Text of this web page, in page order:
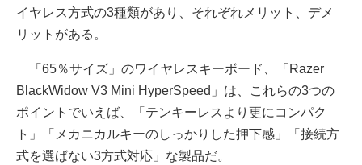
イヤレス方式の3種類があり、それぞれメリット、デメ
リットがある。
「65％サイズ」のワイヤレスキーボード、「Razer
BlackWidow V3 Mini HyperSpeed」は、これらの3つの
ポイントでいえば、「テンキーレスより更にコンパク
ト」「メカニカルキーのしっかりした押下感」「接続方
式を選ばない3方式対応」な製品だ。